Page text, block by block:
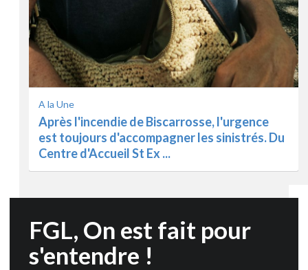
L'info
accompagnés par leurs assureurs et autres
services, de nouveaux feu ...
FGL, On est fait pour
s'entendre !